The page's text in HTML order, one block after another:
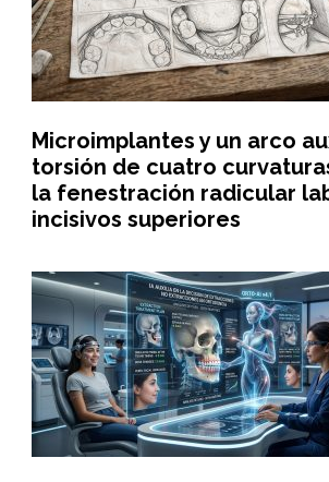
Microimplantes y un arco
torsión de cuatro
la fenestración radicular
incisivos superiores